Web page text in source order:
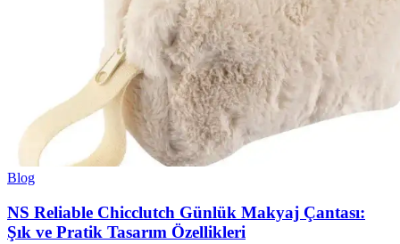
Blog
NS Reliable Chicclutch Günlük Makyaj Çantası:
Şık ve Pratik Tasarım Özellikleri